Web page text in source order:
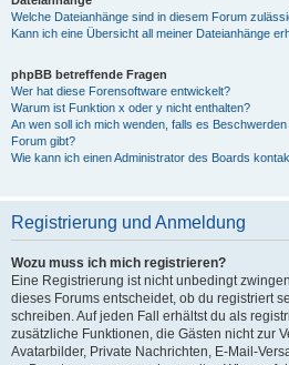
Welche Dateianhänge sind in diesem Forum
Kann ich eine Übersicht all meiner Dateianhänge
phpBB betreffende Fragen
Wer hat diese Forensoftware entwickelt?
Warum ist Funktion x oder y nicht enthalten?
An wen soll ich mich wenden, falls es
Forum gibt?
Wie kann ich einen Administrator des Boards
Registrierung und Anmeldung
Wozu muss ich mich registrieren?
Eine Registrierung ist nicht unbedingt
dieses Forums entscheidet, ob du registriert
schreiben. Auf jeden Fall erhältst du als
zusätzliche Funktionen, die Gästen nicht zur
Avatarbilder, Private Nachrichten, E-Mail-